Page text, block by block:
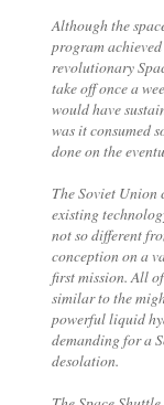
Although the
program
revolutionary
take off once a
would have
was it consumed
done on the
The Soviet Union
existing
not so different
conception on a
first mission. All
similar to the
powerful liquid
demanding for a
desolation.